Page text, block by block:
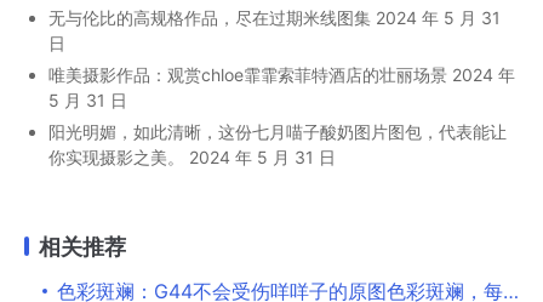
无与伦比的高规格作品，尽在过期米线图集 2024 年 5 月 31
日
唯美摄影作品：观赏chloe霏霏索菲特酒店的壮丽场景 2024 年
5 月 31 日
阳光明媚，如此清晰，这份七月喵子酸奶图片图包，代表能让
你实现摄影之美。
2024 年 5 月 31 日
相关推荐
色彩斑斓：G44不会受伤咩咩子的原图色彩斑斓，每一张都震撼心灵